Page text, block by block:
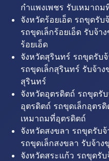
กำแพงเพชร รับเหมาถม
จังหวัดร้อยเอ็ด รถขุดรับ
รถขุดเล็กร้อยเอ็ด รับจ้า
ร้อยเอ็ด
จังหวัดสุรินทร์ รถขุดรับ
รถขุดเล็กสุรินทร์ รับจ้า
สุรินทร์
จังหวัดอุตรดิตถ์ รถขุดรั
อุตรดิตถ์ รถขุดเล็กอุตร
เหมาถมที่อุตรดิตถ์
จังหวัดสงขลา รถขุดรับ
รถขุดเล็กสงขลา รับจ้า
จังหวัดสระแก้ว รถขุดรั